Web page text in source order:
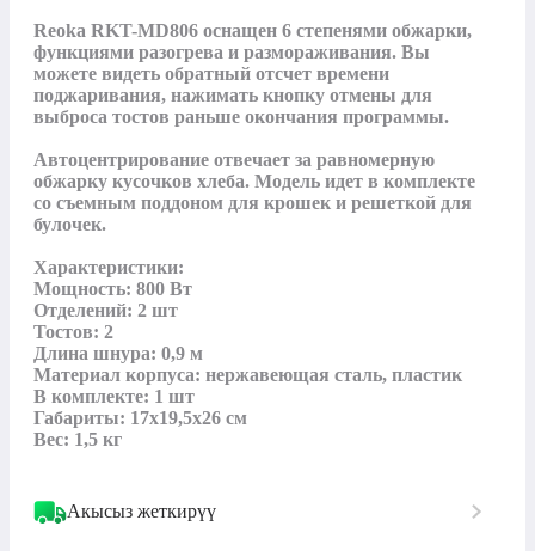
Reoka RKT-MD806 оснащен 6 степенями обжарки,
функциями разогрева и размораживания. Вы
можете видеть обратный отсчет времени
поджаривания, нажимать кнопку отмены для
выброса тостов раньше окончания программы.
Автоцентрирование отвечает за равномерную
обжарку кусочков хлеба. Модель идет в комплекте
со съемным поддоном для крошек и решеткой для
булочек.
Характеристики:
Мощность: 800 Вт
Отделений: 2 шт
Тостов: 2
Длина шнура: 0,9 м
Материал корпуса: нержавеющая сталь, пластик
В комплекте: 1 шт
Габариты: 17x19,5x26 см
Вес: 1,5 кг
Акысыз жеткирүү